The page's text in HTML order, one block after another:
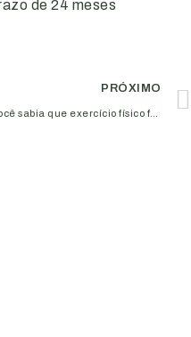
de 24 meses
PRÓXIMO